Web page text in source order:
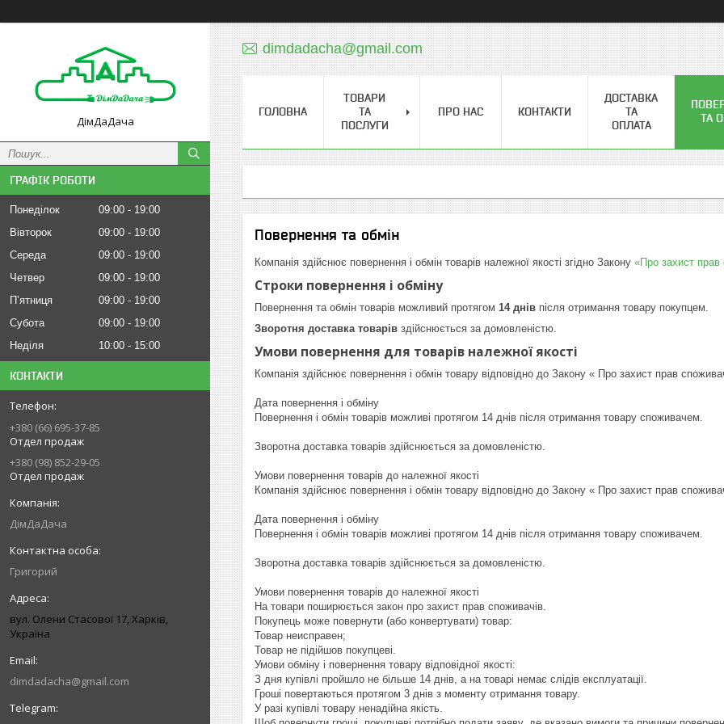
ДімДаДача
ГРАФІК РОБОТИ
Понеділок 09:00
19:00
Вівторок
09:00
19:00
Середа
09:00
19:00
Четвер
09:00
19:00
Пʼятниця
09:00
19:00
Субота
09:00
19:00
Неділя
10:00 15:00
КОНТАКТИ
+380 (66) 695-37-85
Отдел продаж
+380 (98) 852-29-05
Отдел продаж
ДімДаДача
Григорий
вул. Олени Стасової 17, Харків,
Україна
dimdadacha@gmail.com
dimdadacha@gmail.com
ГОЛОВНА
ТОВАРИ
ТА
ПОСЛУГИ
ПРО НАС КОНТАКТИ
ДОСТАВКА
ТА
ОПЛАТА
ТА
Повернення та обмін
Компанія здійснює повернення і обмін товарів належної якості згідно Закону «Про захист прав
Строки повернення і обміну
Повернення та обмін товарів можливий протягом 14 днів після отримання товару покупцем.
Зворотня доставка товарів здійснюється за домовленістю.
Умови повернення для товарів належної якості
Компанія здійснює повернення і обмін товару відповідно до Закону « Про захист прав
Дата повернення і обміну
Повернення і обмін товарів можливі протягом 14 днів після отримання товару споживачем.
Зворотна доставка товарів здійснюється за домовленістю.
Умови повернення товарів до належної якості
Компанія здійснює повернення і обмін товару відповідно до Закону « Про захист прав
Дата повернення і обміну
Повернення і обмін товарів можливі протягом 14 днів після отримання товару споживачем.
Зворотна доставка товарів здійснюється за домовленістю.
Умови повернення товарів до належної якості
На товари поширюється закон про захист прав споживачів.
Покупець може повернути (або конвертувати) товар:
Товар неисправен;
Товар не підійшов покупцеві.
Умови обміну і повернення товару відповідної якості:
З дня купівлі пройшло не більше 14 днів, а на товарі немає слідів експлуатації.
Гроші повертаються протягом 3 днів з моменту отримання товару.
У разі купівлі товару ненадійна якість.